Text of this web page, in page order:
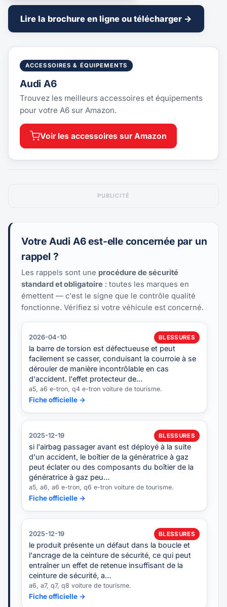
Lire la brochure en ligne ou télécharger →
ACCESSOIRES & ÉQUIPEMENTS
Audi A6
Trouvez les meilleurs accessoires et équipements
pour votre A6 sur Amazon.
Voir les accessoires sur Amazon
PUBLICITÉ
Votre Audi A6 est-elle concernée par un
rappel ?
Les rappels sont une procédure de sécurité
standard et obligatoire : toutes les marques en
émettent — c'est le signe que le contrôle qualité
fonctionne. Vérifiez si votre véhicule est concerné.
2026-04-10 BLESSURES
la barre de torsion est défectueuse et peut
facilement se casser, conduisant la courroie à se
dérouler de manière incontrôlable en cas
d'accident. l'effet protecteur de…
a5, a6 e-tron, q4 e-tron voiture de tourisme.
Fiche officielle →
2025-12-19 BLESSURES
si l'airbag passager avant est déployé à la suite
d'un accident, le boîtier de la génératrice à gaz
peut éclater ou des composants du boîtier de la
génératrice à gaz peu…
a5, a6, a6 e-tron, q6 e-tron voiture de tourisme.
Fiche officielle →
2025-12-19 BLESSURES
le produit présente un défaut dans la boucle et
l'ancrage de la ceinture de sécurité, ce qui peut
entraîner un effet de retenue insuffisant de la
ceinture de sécurité, a…
a6, a7, q7, q8 voiture de tourisme.
Fiche officielle →